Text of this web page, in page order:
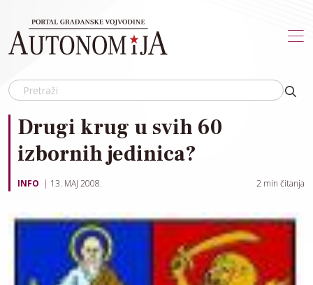
Drugi krug u svih 60
izbornih jedinica?
INFO 13. MAJ 2008. 2 min čitanja